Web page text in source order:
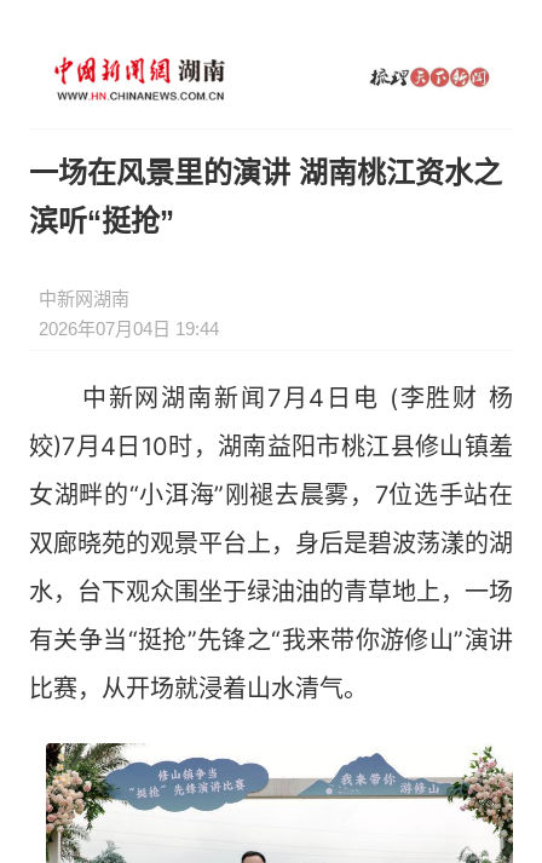
一场在风景里的演讲 湖南桃江资水之
滨听“挺抢”
中新网湖南
2026年07月04日 19:44
中新网湖南新闻7月4日电 (李胜财 杨
姣)7月4日10时，湖南益阳市桃江县修山镇羞
女湖畔的“小洱海”刚褪去晨雾，7位选手站在
双廊晓苑的观景平台上，身后是碧波荡漾的湖
水，台下观众围坐于绿油油的青草地上，一场
有关争当“挺抢”先锋之“我来带你游修山”演讲
比赛，从开场就浸着山水清气。